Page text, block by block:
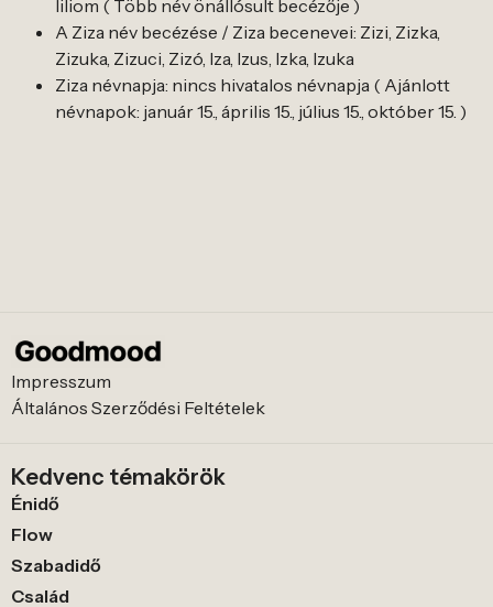
liliom ( Több név önállósult becézője )
A Ziza név becézése / Ziza becenevei: Zizi, Zizka,
Zizuka, Zizuci, Zizó, Iza, Izus, Izka, Izuka
Ziza névnapja: nincs hivatalos névnapja ( Ajánlott
névnapok: január 15., április 15., július 15., október 15. )
Impresszum
Általános Szerződési Feltételek
Kedvenc témakörök
Énidő
Flow
Szabadidő
Család